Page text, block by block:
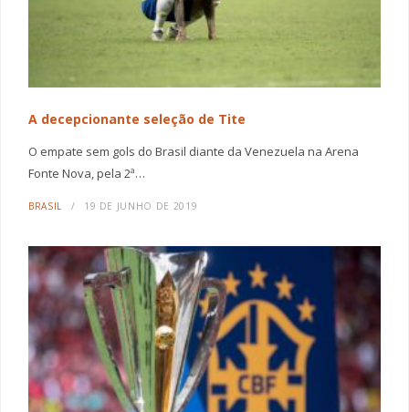
A decepcionante seleção de Tite
O empate sem gols do Brasil diante da Venezuela na Arena
Fonte Nova, pela 2ª…
BRASIL 19 DE JUNHO DE 2019